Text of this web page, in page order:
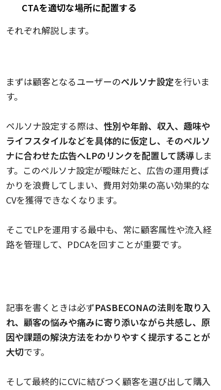
CTAを適切な場所に配置する
それぞれ解説します。
まずは顧客となるユーザーのペルソナ設定を行いま
す。
ペルソナ設定する際は、 性別や年齢、収入、趣味や
ライフスタイルなどを具体的に仮定し、そのペルソ
ナに合わせた広告へLPのリンクを配置して誘導しま
す。このペルソナ設定が曖昧だと、広告の運用費ば
かりを浪費してしまい、費用対効果の高い効果的な
CVを獲得できなくなります。
そこでLPを運用する最中も、常に顧客属性や流入経
路を管理して、PDCAを回すことが重要です。
記事を書くときは必ずPASBECONAの法則を取り入
れ、顧客の悩みや痛みに寄り添いながら共感し、原
因や課題の解決方法をわかりやすく提示することが
大切です。
そして最終的にCVに結びつく顧客を選び出して購入